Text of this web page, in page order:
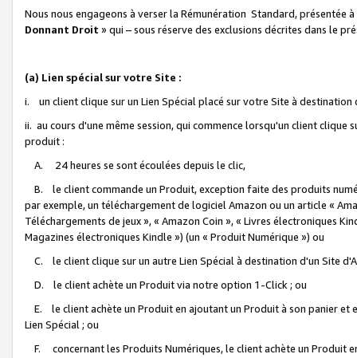
Nous nous engageons à verser la Rémunération Standard, présentée
Donnant Droit » qui – sous réserve des exclusions décrites dans le
(a) Lien spécial sur votre Site :
i. un client clique sur un Lien Spécial placé sur votre Site à destination
ii. au cours d'une même session, qui commence lorsqu'un client
produit :
A. 24 heures se sont écoulées depuis le clic,
B. le client commande un Produit, exception faite des produits
par exemple, un téléchargement de logiciel Amazon ou un article «
Téléchargements de jeux », « Amazon Coin », « Livres électroniques
Magazines électroniques Kindle ») (un « Produit Numérique ») ou
C. le client clique sur un autre Lien Spécial à destination d'un Site
D. le client achète un Produit via notre option 1-Click ; ou
E. le client achète un Produit en ajoutant un Produit à son panier et
Lien Spécial ; ou
F. concernant les Produits Numériques, le client achète un Produit